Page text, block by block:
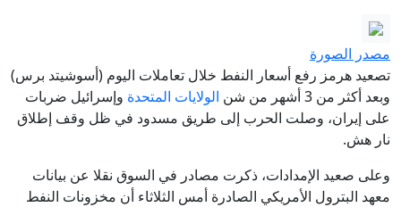
مصدر الصورة
تصعيد هرمز رفع أسعار النفط خلال تعاملات اليوم (أسوشيتد برس)
وبعد أكثر من 3 أشهر من شن
الولايات المتحدة وإسرائيل ضربات
على إيران، وصلت الحرب إلى طريق مسدود في ظل وقف إطلاق
نار هش.
وعلى صعيد الإمدادات، ذكرت مصادر في السوق نقلا عن بيانات
معهد البترول الأمريكي الصادرة أمس الثلاثاء أن مخزونات النفط